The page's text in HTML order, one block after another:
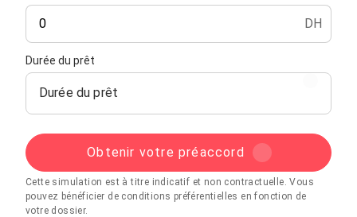
DH
Durée du prêt
Durée du prêt
Obtenir votre préaccord
Cette simulation est à titre indicatif et non contractuelle. Vous
pouvez bénéficier de conditions préférentielles en fonction de
votre dossier.